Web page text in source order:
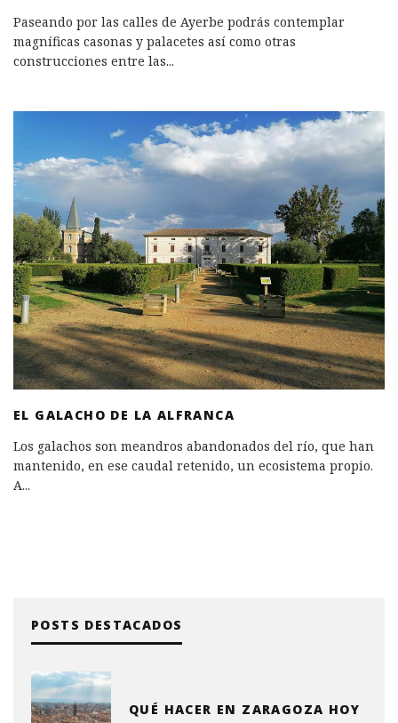
Paseando por las calles de Ayerbe podrás contemplar
magníficas casonas y palacetes así como otras
construcciones entre las...
EL GALACHO DE LA ALFRANCA
Los galachos son meandros abandonados del río, que han
mantenido, en ese caudal retenido, un ecosistema propio.
A...
POSTS DESTACADOS
QUÉ HACER EN ZARAGOZA HOY